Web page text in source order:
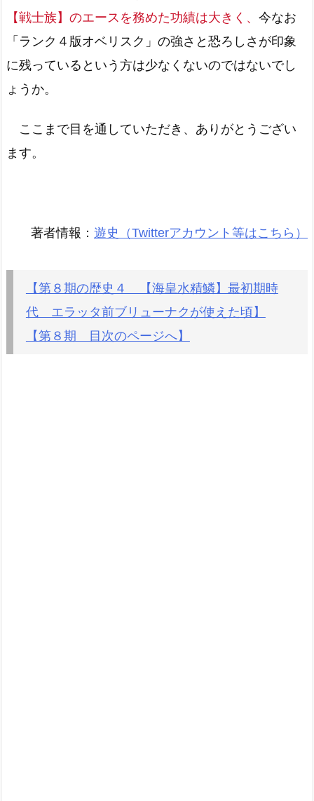
【戦士族】のエースを務めた功績は大きく、 今なお
「ランク４版オベリスク」の強さと恐ろしさが印象
に残っているという方は少なくないのではないでし
ょうか。
ここまで目を通していただき、ありがとうござい
ます。
著者情報： 遊史（Twitterアカウント等はこちら）
【第８期の歴史４ 【海皇水精鱗】最初期時
代 エラッタ前ブリューナクが使えた頃】
【第８期 目次のページへ】